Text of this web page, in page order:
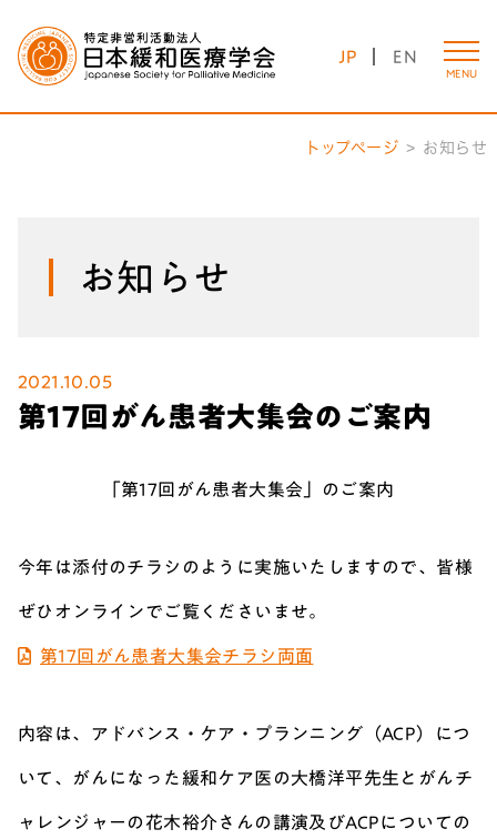
JP EN
MENU
トップページ お知らせ
お知らせ
2021.10.05
第17回がん患者大集会のご案内
「第17回がん患者大集会」のご案内
今年は添付のチラシのように実施いたしますので、皆様
ぜひオンラインでご覧くださいませ。
第17回がん患者大集会チラシ両面
内容は、アドバンス・ケア・プランニング（ACP）につ
いて、がんになった緩和ケア医の大橋洋平先生とがんチ
ャレンジャーの花木裕介さんの講演及びACPについての